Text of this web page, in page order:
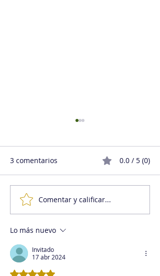
Pequeña guía práctica
para una transformación
digital exitosa
3 comentarios 0.0 / 5 (0)
Comentar y calificar...
Lo más nuevo
Invitado
17 abr 2024